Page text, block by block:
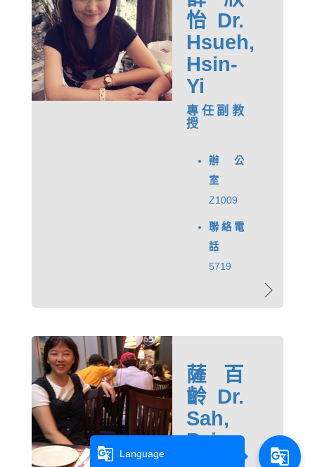
怡 Dr.
Hsueh,
Hsin-
Yi
專任副教
授
辦公
室
Z1009
聯絡電
話
5719
薩百
齡 Dr.
Sah,
Pai-
g_translate
Language
g_translate